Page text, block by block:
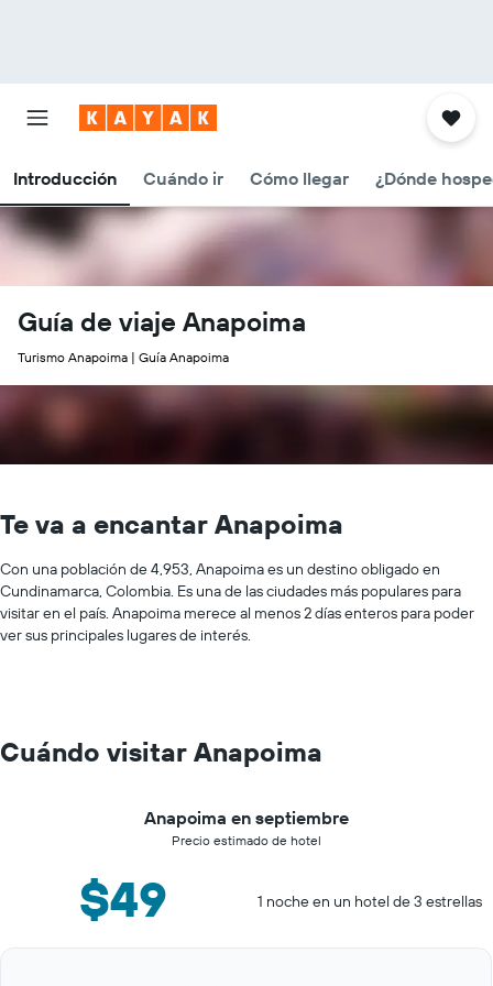
Introducción Cuándo ir Cómo llegar ¿Dónde
Guía de viaje Anapoima
Turismo Anapoima | Guía Anapoima
Te va a encantar Anapoima
Con una población de 4,953, Anapoima es un destino obligado en
Cundinamarca, Colombia. Es una de las ciudades más populares para
visitar en el país. Anapoima merece al menos 2 días enteros para poder
ver sus principales lugares de interés.
Cuándo visitar Anapoima
Anapoima en septiembre
Precio estimado de hotel
$49 1 noche en un hotel de 3 estrellas